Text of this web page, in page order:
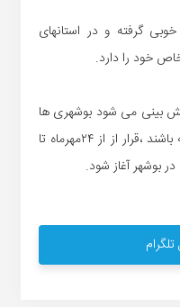
گرفته و در استانهای
خود را دارد.
بینی می شود بوشهری ها
ملی پوشان زیادی در این رشته داشته باشند ،قرار از از ۲۴مهرماه تا